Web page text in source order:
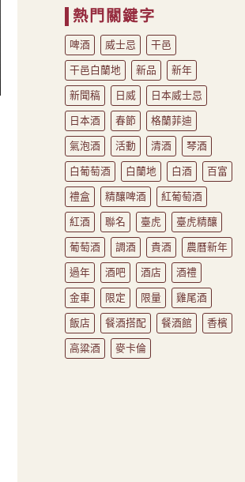
熱門關鍵字
啤酒 威士忌 干邑
干邑白蘭地 新品 新年
新聞稿 日威 日本威士忌
日本酒 春節 格蘭菲迪
氣泡酒 活動 清酒 琴酒
白葡萄酒 白蘭地 白酒 百富
禮盒 精釀啤酒 紅葡萄酒
紅酒 聯名 臺虎 臺虎精釀
葡萄酒 調酒 貴酒 農曆新年
過年 酒吧 酒店 酒禮
金車 限定 限量 雞尾酒
飯店 餐酒搭配 餐酒館 香檳
高粱酒 麥卡倫